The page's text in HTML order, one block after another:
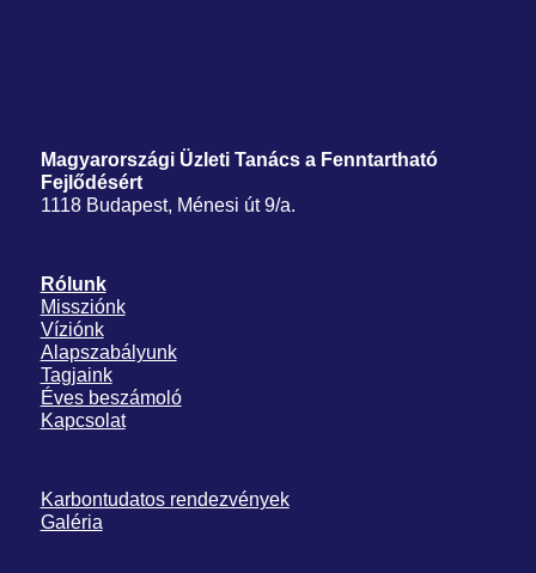
Magyarországi Üzleti Tanács a Fenntartható
Fejlődésért
1118 Budapest, Ménesi út 9/a.
Rólunk
Missziónk
Víziónk
Alapszabályunk
Tagjaink
Éves beszámoló
Kapcsolat
Karbontudatos rendezvények
Galéria